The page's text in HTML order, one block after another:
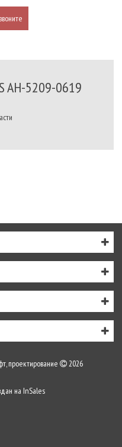
AH-5209-0619
проектирование 2026
на InSales